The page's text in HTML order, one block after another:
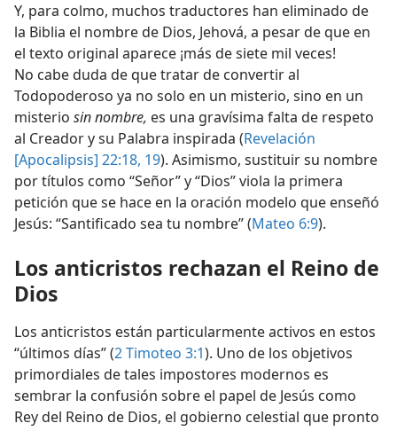
Y, para colmo, muchos traductores han eliminado de
la Biblia el nombre de Dios, Jehová, a pesar de que en
el texto original aparece ¡más de siete mil veces!
No cabe duda de que tratar de convertir al
Todopoderoso ya no solo en un misterio, sino en un
misterio sin nombre, es una gravísima falta de respeto
al Creador y su Palabra inspirada (Revelación
[Apocalipsis] 22:18, 19). Asimismo, sustituir su nombre
por títulos como “Señor” y “Dios” viola la primera
petición que se hace en la oración modelo que enseñó
Jesús: “Santificado sea tu nombre” (Mateo 6:9).
Los anticristos rechazan el Reino de
Dios
Los anticristos están particularmente activos en estos
“últimos días” (2 Timoteo 3:1). Uno de los objetivos
primordiales de tales impostores modernos es
sembrar la confusión sobre el papel de Jesús como
Rey del Reino de Dios, el gobierno celestial que pronto